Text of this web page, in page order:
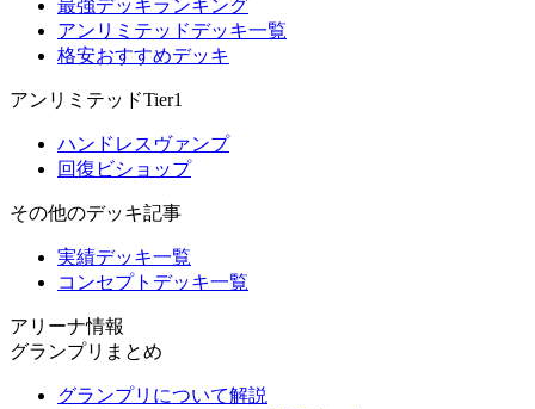
最強デッキランキング
アンリミテッドデッキ一覧
格安おすすめデッキ
アンリミテッドTier1
ハンドレスヴァンプ
回復ビショップ
その他のデッキ記事
実績デッキ一覧
コンセプトデッキ一覧
アリーナ情報
グランプリまとめ
グランプリについて解説